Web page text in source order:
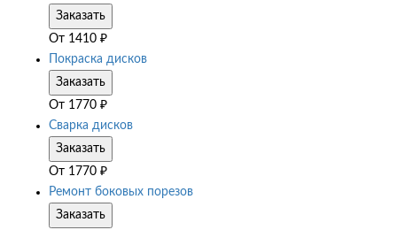
Заказать
От 1410 ₽
Покраска дисков
Заказать
От 1770 ₽
Сварка дисков
Заказать
От 1770 ₽
Ремонт боковых порезов
Заказать